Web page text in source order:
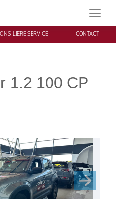
SERVICE CONTACT
1.2 100 CP